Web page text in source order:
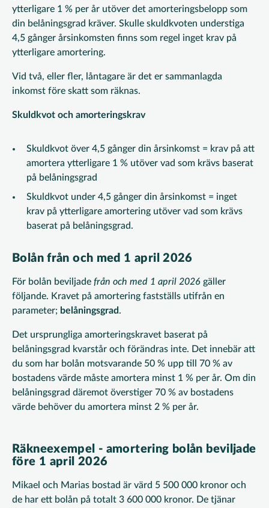
ytterligare 1 % per år utöver det amorteringsbelopp som
din belåningsgrad kräver. Skulle skuldkvoten understiga
4,5 gånger årsinkomsten finns som regel inget krav på
ytterligare amortering.
Vid två, eller fler, låntagare är det er sammanlagda
inkomst före skatt som räknas.
Skuldkvot och amorteringskrav
Skuldkvot över 4,5 gånger din årsinkomst = krav på att
amortera ytterligare 1 % utöver vad som krävs baserat
på belåningsgrad
Skuldkvot under 4,5 gånger din årsinkomst = inget
krav på ytterligare amortering utöver vad som krävs
baserat på belåningsgrad.
Bolån från och med 1 april 2026
För bolån beviljade från och med 1 april 2026 gäller
följande. Kravet på amortering fastställs utifrån en
parameter; belåningsgrad.
Det ursprungliga amorteringskravet baserat på
belåningsgrad kvarstår och förändras inte. Det innebär att
du som har bolån motsvarande 50 % upp till 70 % av
bostadens värde måste amortera minst 1 % per år. Om din
belåningsgrad däremot överstiger 70 % av bostadens
värde behöver du amortera minst 2 % per år.
Räkneexempel - amortering bolån beviljade
före 1 april 2026
Mikael och Marias bostad är värd 5 500 000 kronor och
de har ett bolån på totalt 3 600 000 kronor. De tjänar